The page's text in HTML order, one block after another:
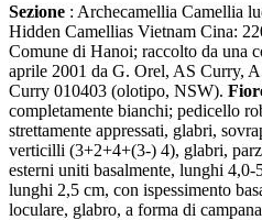
Sezione : Archecamellia Camellia
Hidden Camellias Vietnam Cina:
Comune di Hanoi; raccolto da una
aprile 2001 da G. Orel, AS Curry,
Curry 010403 (olotipo, NSW).
completamente bianchi; pedicello
strettamente appressati, glabri,
verticilli (3+2+4+(3-) 4), glabri,
esterni uniti basalmente, lunghi
lunghi 2,5 cm, con ispessimento
loculare, glabro, a forma di